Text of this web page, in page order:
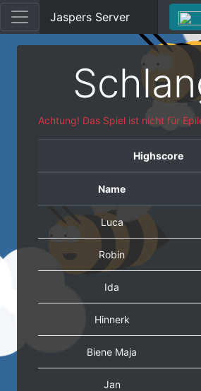
Jaspers Server
Achtung! Das Spiel ist nicht für
Highscore
Name
Luca
Robin
Ida
Hinnerk
Biene Maja
Jan